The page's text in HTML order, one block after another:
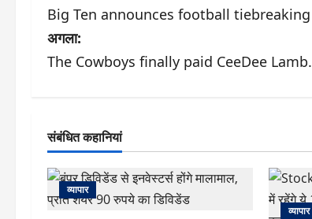
स्ट
ने
गे
श
न
Big Ten announces football
अगला:
The Cowboys finally paid CeeDee
संबंधित कहानियां
व्यापार
व्यापार